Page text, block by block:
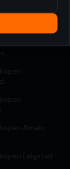
Almelo
Lelystad